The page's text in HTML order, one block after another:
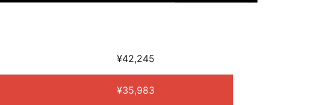
¥42,245
¥35,983